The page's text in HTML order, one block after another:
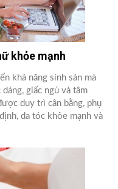
khỏe mạnh
khả năng sinh sản mà
giấc ngủ và tâm
duy trì cân bằng, phụ
da tóc khỏe mạnh và